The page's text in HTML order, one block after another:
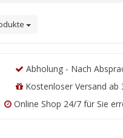
Abholung - Nach
Kostenloser Versand ab
Online Shop 24/7 für Sie